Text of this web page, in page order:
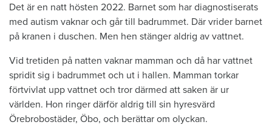
Det är en natt hösten 2022. Barnet som har diagnostiserats
med autism vaknar och går till badrummet. Där vrider barnet
på kranen i duschen. Men hen stänger aldrig av vattnet.
Vid tretiden på natten vaknar mamman och då har vattnet
spridit sig i badrummet och ut i hallen. Mamman torkar
förtvivlat upp vattnet och tror därmed att saken är ur
världen. Hon ringer därför aldrig till sin hyresvärd
Örebrobostäder, Öbo, och berättar om olyckan.